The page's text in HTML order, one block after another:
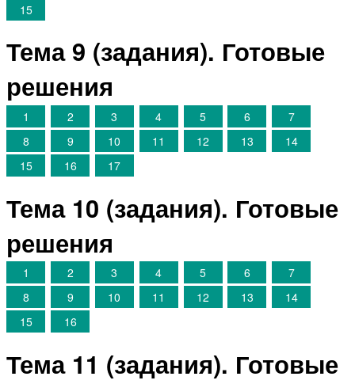
15
Тема 9 (задания). Готовые
решения
1 2 3 4 5 6
7
8
9 10 11 12 13
14
15
16 17
Тема 10 (задания). Готовые
решения
1 2 3 4 5 6
7
8
9 10 11 12 13
14
15
16
Тема 11 (задания). Готовые